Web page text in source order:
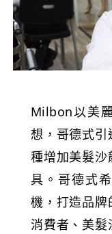
Milbon以美
想，哥德式
種增加美髮
具。哥德式
機，打造品
消費者、美